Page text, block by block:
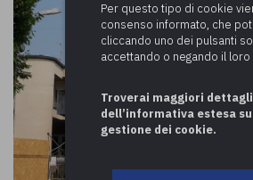
Per questo tipo di cookie
consenso informato, che
cliccando uno dei pulsanti
accettando o negando il loro
Troverai maggiori
dell’informativa estesa
gestione dei cookie.